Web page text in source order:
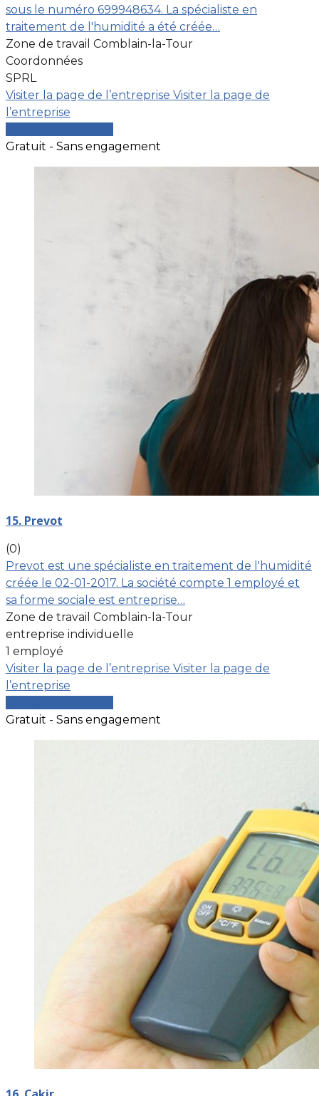
sous le numéro 699948634. La spécialiste en
traitement de l'humidité a été créée…
Zone de travail Comblain-la-Tour
Coordonnées
SPRL
Visiter la page de l’entreprise Visiter la page de
l’entreprise
Gratuit - Sans engagement
15. Prevot
(0)
Prevot est une spécialiste en traitement de l'humidité
créée le 02-01-2017. La société compte 1 employé et
sa forme sociale est entreprise…
Zone de travail Comblain-la-Tour
entreprise individuelle
1 employé
Visiter la page de l’entreprise Visiter la page de
l’entreprise
Gratuit - Sans engagement